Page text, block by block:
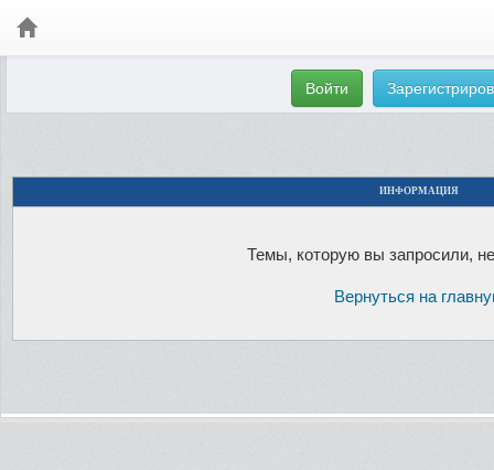
Войти
ИНФОРМАЦИЯ
Темы, которую вы запросили,
Вернуться на